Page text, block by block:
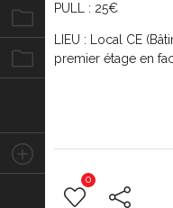
Nos photos
Nous contacter
Stay Connected
PULL : 25€
LIEU : Local CE
premier étage en
0